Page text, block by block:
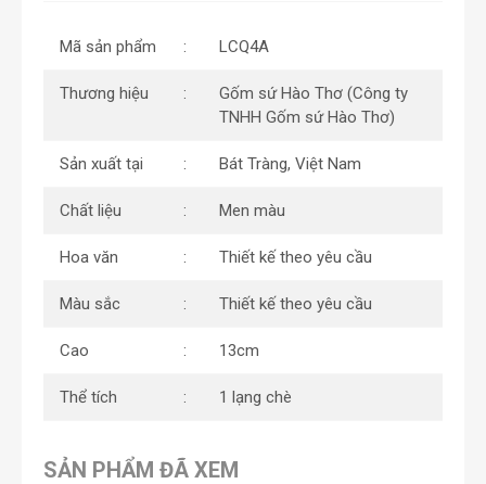
Mã sản phẩm LCQ4A
Thương hiệu
Gốm sứ Hào Thơ (Công ty
TNHH Gốm sứ Hào Thơ)
Sản xuất tại Bát Tràng, Việt Nam
Chất liệu Men màu
Hoa văn Thiết kế theo yêu cầu
Màu sắc Thiết kế theo yêu cầu
Cao 13cm
Thể tích 1 lạng chè
SẢN PHẨM ĐÃ XEM